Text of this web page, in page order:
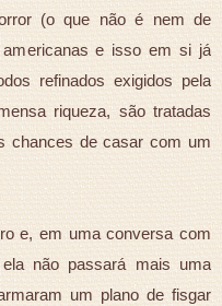
(o que não é nem de
e isso em si já
refinados exigidos pela
riqueza, são tratadas
chances de casar com um
e, em uma conversa com
não passará mais uma
um plano de fisgar